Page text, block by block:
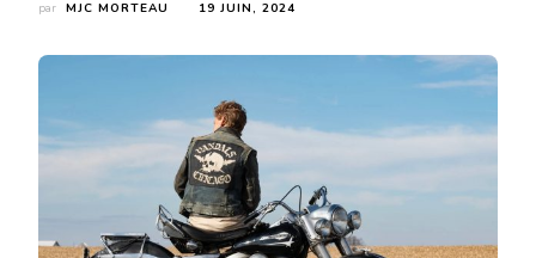
par MJC MORTEAU 19 JUIN, 2024